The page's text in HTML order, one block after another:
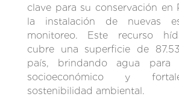
clave para su conservación en
la instalación de nuevas
monitoreo. Este recurso
cubre una superficie de
país, brindando agua para
socioeconómico y
sostenibilidad ambiental.